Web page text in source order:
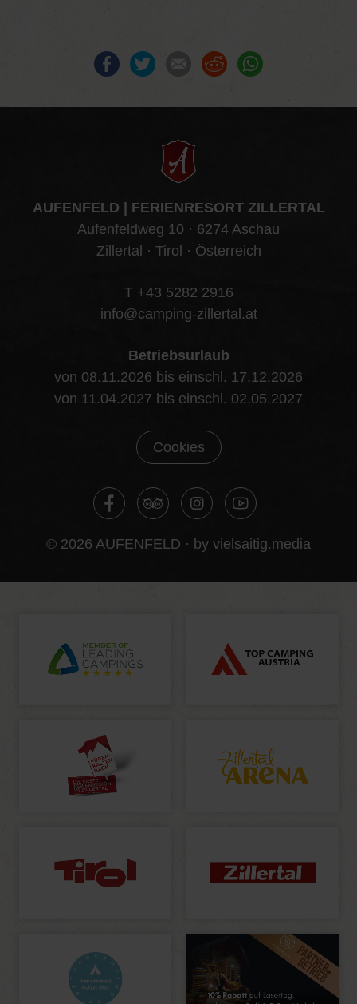
Facebook E-mail Reddit
AUFENFELD | FERIENRESORT ZILLERTAL
Aufenfeldweg 10 · 6274 Aschau
Zillertal · Tirol · Österreich
T +43 5282 2916
info@camping-zillertal.at
Betriebsurlaub
von 08.11.2026 bis einschl. 17.12.2026
von 11.04.2027 bis einschl. 02.05.2027
Cookies
© 2026 AUFENFELD · by vielsaitig.media